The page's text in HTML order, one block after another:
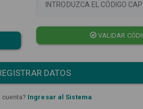
VALIDAR
DATOS
cuenta? Ingresar al Sistema